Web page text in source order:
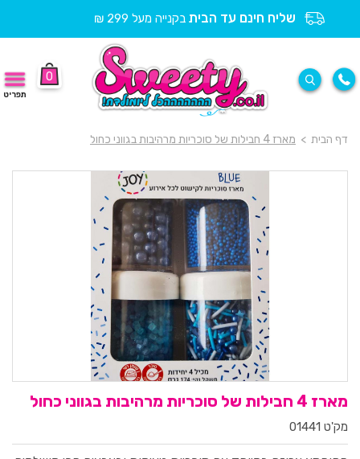
שליח חינם עד הבית בקנייה מעל 299 ₪
0
תפריט
דף הבית > מארז 4 חבילות של סוכריות מרהיבות בגווני כחול
מארז 4 חבילות של סוכריות מרהיבות בגווני כחול
מק'ט 01441